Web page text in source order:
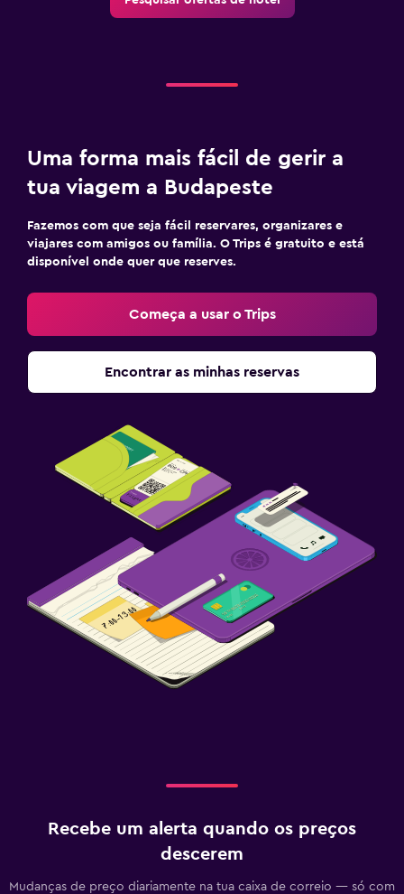
Uma forma mais fácil de gerir a
tua viagem a Budapeste
Fazemos com que seja fácil reservares, organizares e
viajares com amigos ou família. O Trips é gratuito e está
disponível onde quer que reserves.
Começa a usar o Trips
Encontrar as minhas reservas
Recebe um alerta quando os preços
descerem
Mudanças de preço diariamente na tua caixa de correio — só com